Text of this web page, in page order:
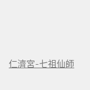
仁濟宮-七祖仙師